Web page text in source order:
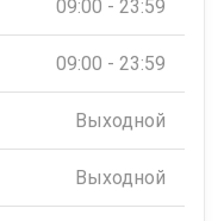
09:00 - 23:59
09:00 - 23:59
Выходной
Выходной